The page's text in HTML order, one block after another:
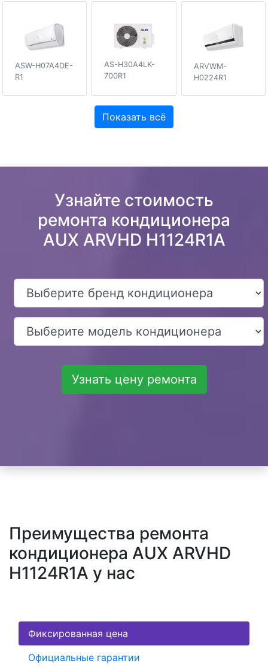
ASW-H07A4DE-
R1
AS-H30A4LK-
700R1
ARVWM-
H0224R1
Показать всё
Узнайте стоимость
ремонта кондиционера
AUX ARVHD H1124R1A
Узнать цену ремонта
Преимущества ремонта
кондиционера AUX ARVHD
H1124R1A у нас
Фиксированная цена
Официальные гарантии